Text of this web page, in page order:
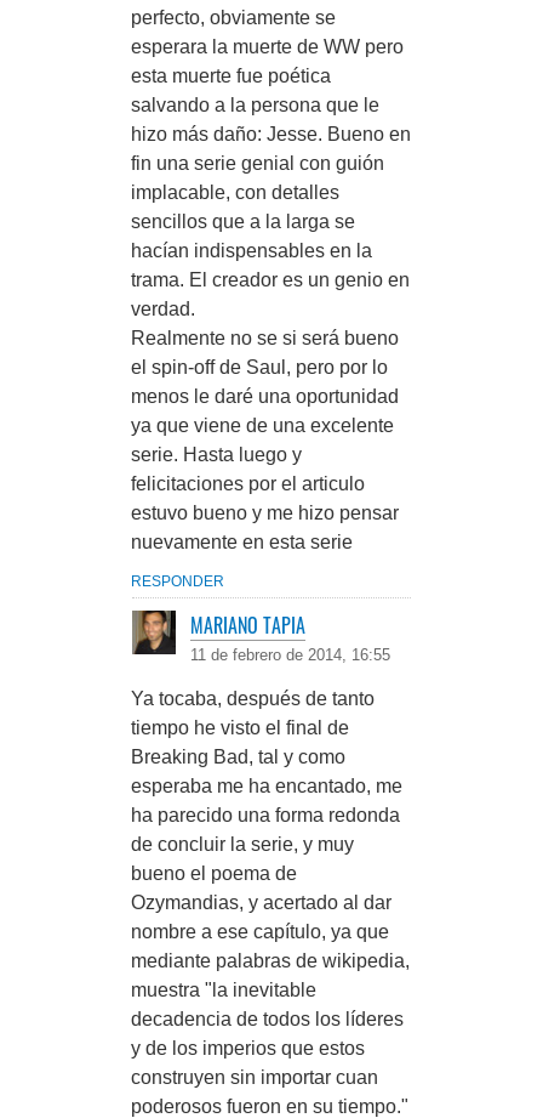
perfecto, obviamente se
esperara la muerte de WW pero
esta muerte fue poética
salvando a la persona que le
hizo más daño: Jesse. Bueno en
fin una serie genial con guión
implacable, con detalles
sencillos que a la larga se
hacían indispensables en la
trama. El creador es un genio en
verdad.
Realmente no se si será bueno
el spin-off de Saul, pero por lo
menos le daré una oportunidad
ya que viene de una excelente
serie. Hasta luego y
felicitaciones por el articulo
estuvo bueno y me hizo pensar
nuevamente en esta serie
RESPONDER
MARIANO TAPIA
11 de febrero de 2014, 16:55
Ya tocaba, después de tanto
tiempo he visto el final de
Breaking Bad, tal y como
esperaba me ha encantado, me
ha parecido una forma redonda
de concluir la serie, y muy
bueno el poema de
Ozymandias, y acertado al dar
nombre a ese capítulo, ya que
mediante palabras de wikipedia,
muestra "la inevitable
decadencia de todos los líderes
y de los imperios que estos
construyen sin importar cuan
poderosos fueron en su tiempo."